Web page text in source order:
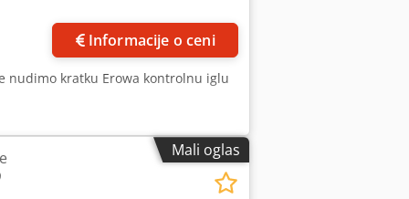
Informacije o ceni
nudimo kratku Erowa kontrolnu iglu
Mali oglas